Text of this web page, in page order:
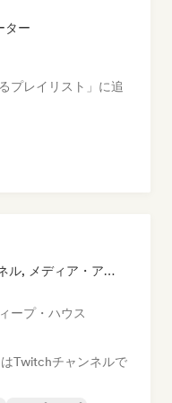
ター
プレイリスト」に追
YouTube/Twitchチャンネル, メディア・アウトレット／ジャーナリスト
ープ・ハウス
Twitchチャンネルで